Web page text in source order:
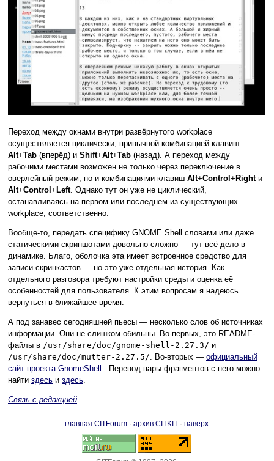
Переход между окнами внутри развёрнутого workplace
осуществляется циклически, привычной комбинацией клавиш —
Alt+Tab (вперёд) и Shift+Alt+Tab (назад). А переход между
рабочими местами возможен не только через переключение в
оверлейный режим, но и комбинациями клавиш Alt+Control + Rightи
Alt+Control + Left. Однако тут он уже не циклический,
останавливаясь на первом или последнем из существующих
workplace, соответственно.
Вообще-то, передать специфику GNOME Shell словами или даже
статическими скриншотами довольно сложно — тут всё дело в
динамике. Благо, оболочка эта имеет встроенное средство для
записи скринкастов — но это уже отдельная история. Как
отдельного разговора требуют настройки среды и оценка её
особенностей для пользователя. К этим вопросам я надеюсь
вернуться в ближайшее время.
А под занавес сегодняшней пьесы — несколько слов об источниках
информации. Они не слишком обильны. Во-первых, это README-
файлы в /usr/share/doc/gnome-shell-2.27.3/ и
/usr/share/doc/mutter-2.27.5/ . Во-вторых — официальный
сайт проекта GnomeShell
. Перевод пары фрагментов с него можно
найти здесь и здесь
Связь с редакцией
главная CITForum· архив CITKIT· наверх